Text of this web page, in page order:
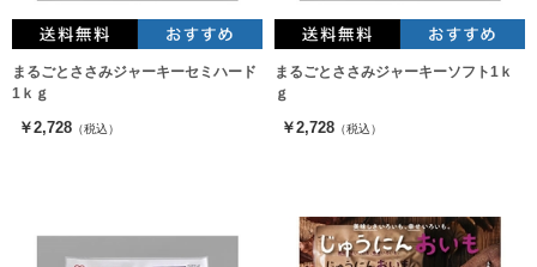
まるごとささみジャーキーセミハード
1ｋｇ
￥2,728 （税込）
まるごとささみジャーキーソフト1ｋ
ｇ
￥2,728 （税込）